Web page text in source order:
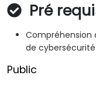
Pré
Compréhension
de cybersécurité
Public